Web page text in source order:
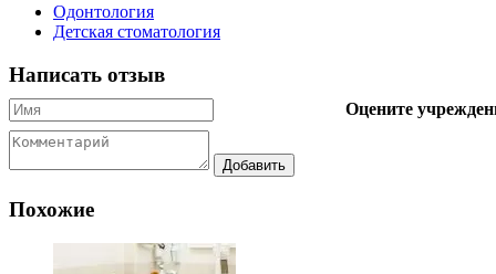
Одонтология
Детская стоматология
Написать отзыв
Оцените
Похожие